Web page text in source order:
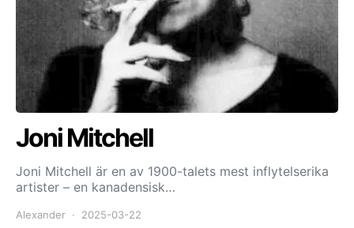
Joni Mitchell
Joni Mitchell är en av 1900-talets mest inflytelserika
artister – en kanadensisk…
Alexander 2025-03-22